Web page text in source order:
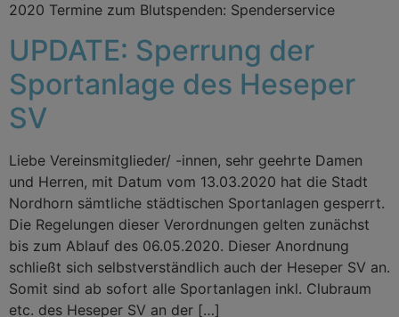
2020 Termine zum Blutspenden: Spenderservice
UPDATE: Sperrung der
Sportanlage des Heseper
SV
Liebe Vereinsmitglieder/ -innen, sehr geehrte Damen
und Herren, mit Datum vom 13.03.2020 hat die Stadt
Nordhorn sämtliche städtischen Sportanlagen gesperrt.
Die Regelungen dieser Verordnungen gelten zunächst
bis zum Ablauf des 06.05.2020. Dieser Anordnung
schließt sich selbstverständlich auch der Heseper SV an.
Somit sind ab sofort alle Sportanlagen inkl. Clubraum
etc. des Heseper SV an der […]